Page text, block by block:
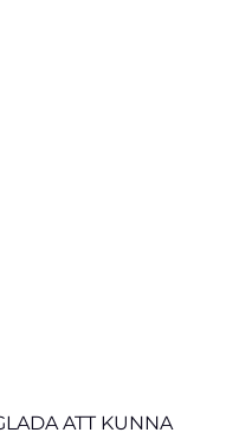
ATT KUNNA